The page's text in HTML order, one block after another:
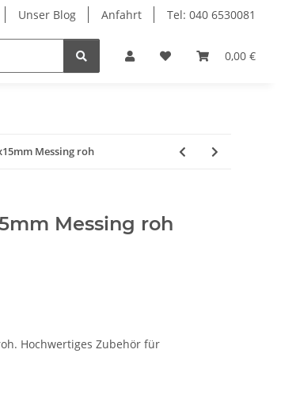
Unser Blog Anfahrt Tel: 040 6530081
0,00 €
Messing roh
Messing roh
Hochwertiges Zubehör für